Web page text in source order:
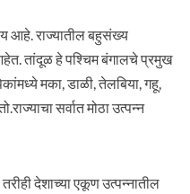
आहे. राज्यातील बहुसंख्य
तांदूळ हे पश्चिम बंगालचे प्रमुख
मका, डाळी, तेलबिया, गहू,
सर्वात मोठा उत्पन्न
देशाच्या एकूण उत्पन्नातील